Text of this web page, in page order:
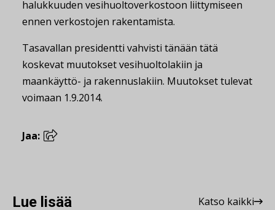
halukkuuden vesihuoltoverkostoon liittymiseen
ennen verkostojen rakentamista.
Tasavallan presidentti vahvisti tänään tätä
koskevat muutokset vesihuoltolakiin ja
maankäyttö- ja rakennuslakiin. Muutokset tulevat
voimaan 1.9.2014.
Jaa:
Lue lisää Katso kaikki